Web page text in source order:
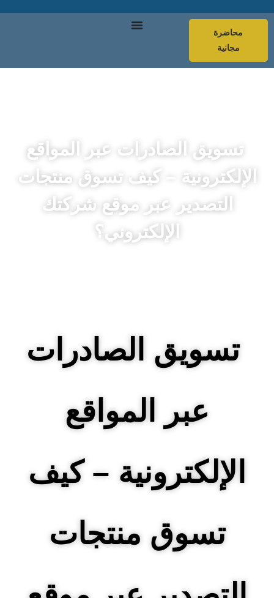
محاضرة
مجانية
تسويق الصادرات عبر المواقع
الإلكترونية – كيف تسوق منتجات
التصدير عبر موقع شركتك
الإلكتروني؟
تسويق الصادرات
عبر المواقع
الإلكترونية – كيف
تسوق منتجات